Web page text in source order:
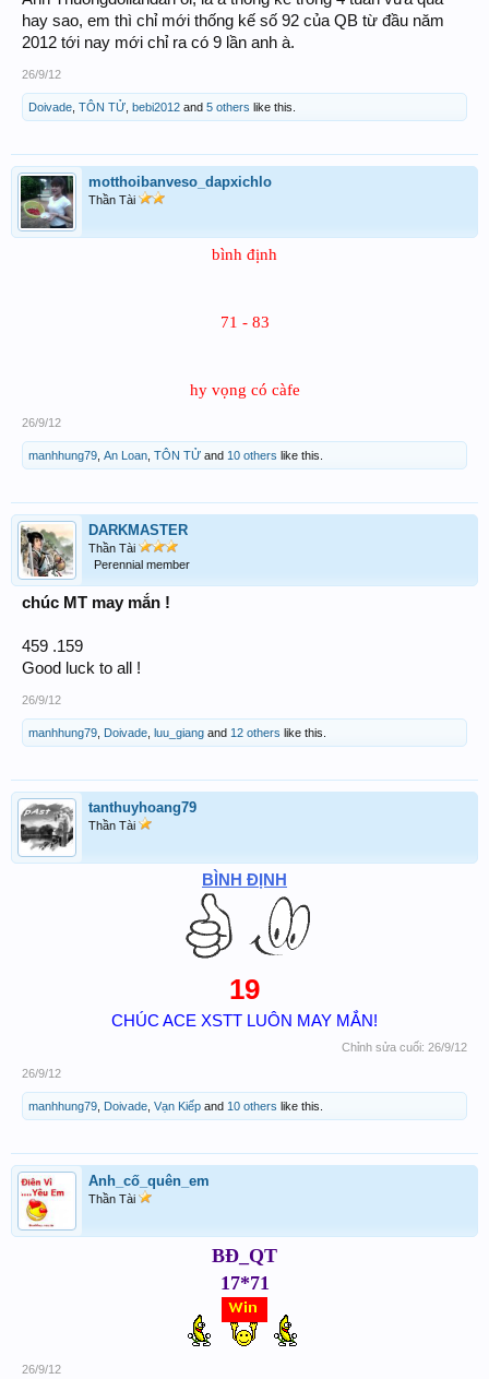
hay sao, em thì chỉ mới thống kế số 92 của QB từ đầu năm
2012 tới nay mới chỉ ra có 9 lần anh à.
26/9/12
Doivade TÔN TỬ bebi2012 and 5 others like this.
motthoibanveso_dapxichlo
Thần Tài
bình định
71 - 83
hy vọng có càfe
26/9/12
manhhung79 An Loan TÔN TỬ and 10 others like this.
DARKMASTER
Thần Tài
Perennial member
chúc MT may mắn !
459 .159
Good luck to all !
26/9/12
manhhung79 Doivade luu_giang and 12 others like this.
tanthuyhoang79
Thần Tài
BÌNH ĐỊNH
19
CHÚC ACE XSTT LUÔN MAY MẮN!
Chỉnh sửa cuối: 26/9/12
26/9/12
manhhung79 Doivade Vạn Kiếp and 10 others like this.
Anh_cố_quên_em
Thần Tài
BĐ_QT
17*71
26/9/12